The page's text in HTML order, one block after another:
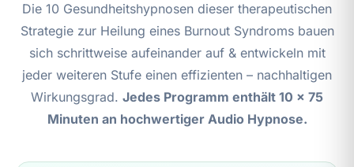
Die 10 Gesundheitshypnosen dieser therapeutischen
Strategie zur Heilung eines Burnout Syndroms bauen
sich schrittweise aufeinander auf & entwickeln mit
jeder weiteren Stufe einen effizienten – nachhaltigen
Wirkungsgrad. Jedes Programm enthält 10 x 75
Minuten an hochwertiger Audio Hypnose.